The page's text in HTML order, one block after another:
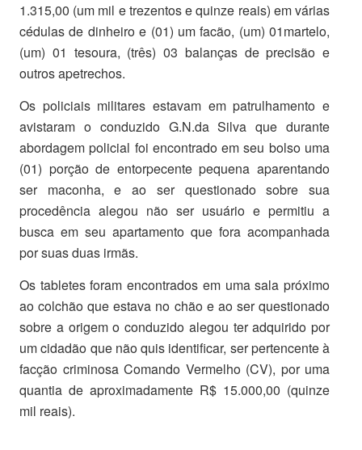
1.315,00 (um mil e trezentos e quinze reais) em várias
cédulas de dinheiro e (01) um facão, (um) 01martelo,
(um) 01 tesoura, (três) 03 balanças de precisão e
outros apetrechos.
Os policiais militares estavam em patrulhamento e
avistaram o conduzido G.N.da Silva que durante
abordagem policial foi encontrado em seu bolso uma
(01) porção de entorpecente pequena aparentando
ser maconha, e ao ser questionado sobre sua
procedência alegou não ser usuário e permitiu a
busca em seu apartamento que fora acompanhada
por suas duas irmãs.
Os tabletes foram encontrados em uma sala próximo
ao colchão que estava no chão e ao ser questionado
sobre a origem o conduzido alegou ter adquirido por
um cidadão que não quis identificar, ser pertencente à
facção criminosa Comando Vermelho (CV), por uma
quantia de aproximadamente R$ 15.000,00 (quinze
mil reais).